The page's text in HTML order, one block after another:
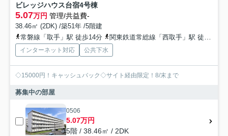
ビレッジハウス台宿4号棟
5.07万円 管理/共益費-
38.46㎡ (2DK) /築51年 /5階建
常磐線「取手」駅 徒歩14分
関東鉄道常総線「西取手」駅 徒歩27分
インターネット対応 公共下水
◇15000円！キャッシュバック◇サイト経由限定！8/末まで
募集中の部屋
0506
5.07万円
5階 / 38.46㎡ / 2DK